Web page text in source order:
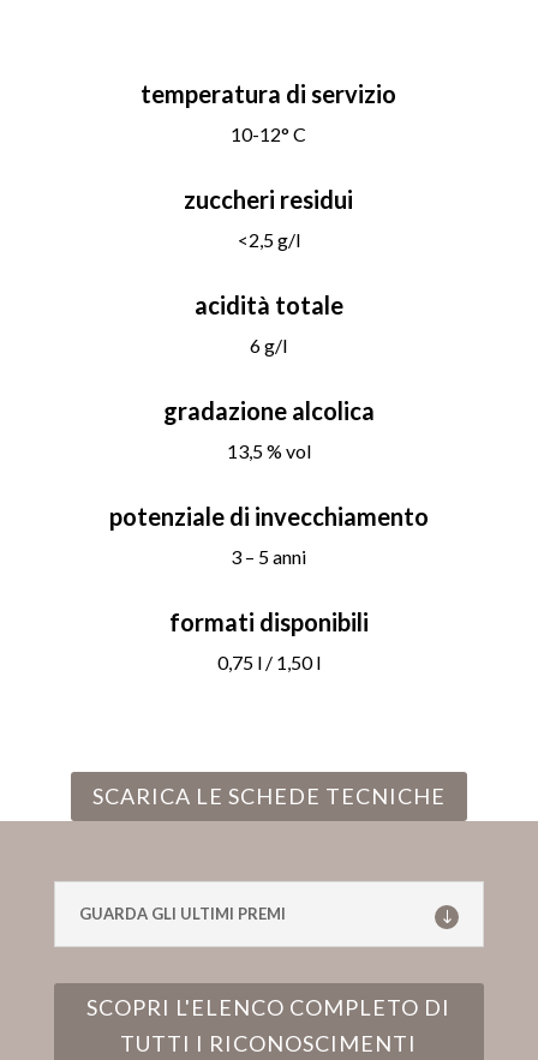
temperatura di servizio
10-12° C
zuccheri residui
<2,5 g/l
acidità totale
6 g/l
gradazione alcolica
13,5 % vol
potenziale di invecchiamento
3 – 5 anni
formati disponibili
0,75 l / 1,50 l
SCARICA LE SCHEDE TECNICHE
GUARDA GLI ULTIMI PREMI
SCOPRI L'ELENCO COMPLETO DI
TUTTI I RICONOSCIMENTI